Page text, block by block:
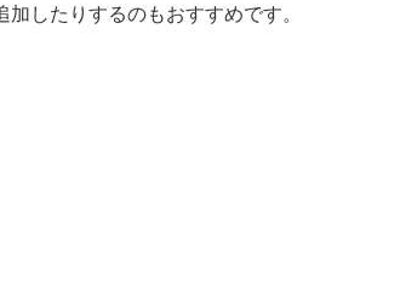
加したりするのもおすすめです。